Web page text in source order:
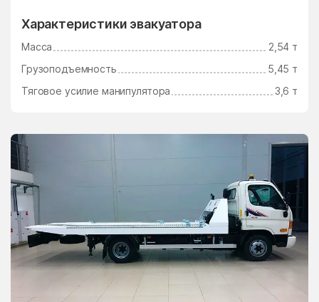
Характеристики эвакуатора
Масса
2,54 т
Грузоподъемность
5,45 т
Тяговое усилие манипулятора
3,6 т
Поселение
Фосфоритный Фруктовая
Фрязино Фряново
Хлюпино
Хотьково
центр альной усадьбы
совхоза Озёры
центральной усадьбы
совхоза Мир
Цибино Чайковского
Часцы Чашниково
Челюскинский Чемодурово